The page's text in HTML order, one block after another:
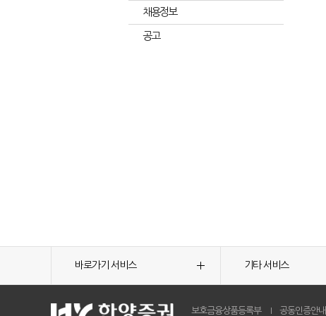
채용정보
공고
바로가기 서비스 기타 서비스
보호금융상품등록부 공동인증안내